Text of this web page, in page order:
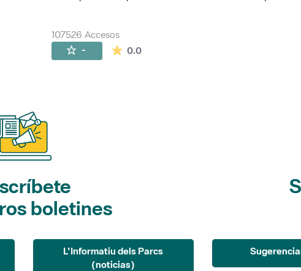
107526 Accesos
- 0.0La valoración media es de 0 estrellas de
boletines
L'Informatiu dels Parcs
(noticias)